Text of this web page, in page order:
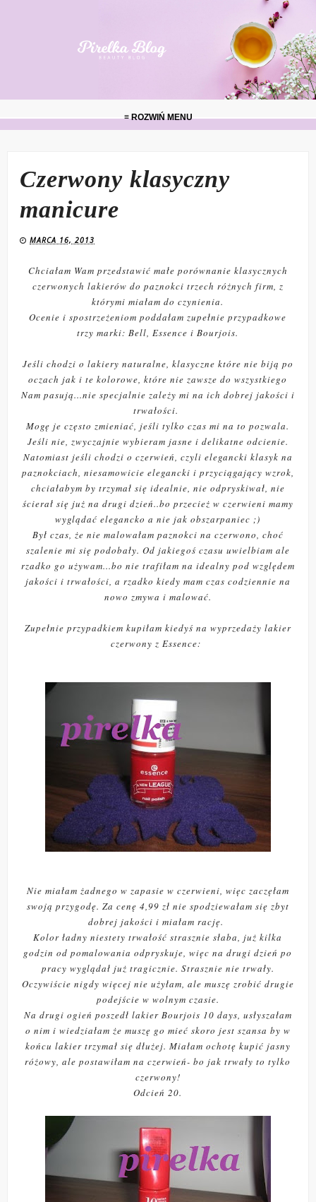
≡ ROZWIŃ MENU
Czerwony klasyczny
manicure
MARCA 16, 2013
Chciałam Wam przedstawić małe porównanie klasycznych
czerwonych lakierów do paznokci trzech różnych firm, z
którymi miałam do czynienia.
Ocenie i spostrzeżeniom poddałam zupełnie przypadkowe
trzy marki: Bell, Essence i Bourjois.
Jeśli chodzi o lakiery naturalne, klasyczne które nie biją po
oczach jak i te kolorowe, które nie zawsze do wszystkiego
Nam pasują...nie specjalnie zależy mi na ich dobrej jakości i
trwałości.
Mogę je często zmieniać, jeśli tylko czas mi na to pozwala.
Jeśli nie, zwyczajnie wybieram jasne i delikatne odcienie.
Natomiast jeśli chodzi o czerwień, czyli elegancki klasyk na
paznokciach, niesamowicie elegancki i przyciągający wzrok,
chciałabym by trzymał się idealnie, nie odpryskiwał, nie
ścierał się już na drugi dzień..bo przecież w czerwieni mamy
wyglądać elegancko a nie jak obszarpaniec ;)
Był czas, że nie malowałam paznokci na czerwono, choć
szalenie mi się podobały. Od jakiegoś czasu uwielbiam ale
rzadko go używam...bo nie trafiłam na idealny pod względem
jakości i trwałości, a rzadko kiedy mam czas codziennie na
nowo zmywa i malować.
Zupełnie przypadkiem kupiłam kiedyś na wyprzedaży lakier
czerwony z Essence:
Nie miałam żadnego w zapasie w czerwieni, więc zaczęłam
swoją przygodę. Za cenę 4,99 zł nie spodziewałam się zbyt
dobrej jakości i miałam rację.
Kolor ładny niestety trwałość strasznie słaba, już kilka
godzin od pomalowania odpryskuje, więc na drugi dzień po
pracy wyglądał już tragicznie. Strasznie nie trwały.
Oczywiście nigdy więcej nie użyłam, ale muszę zrobić drugie
podejście w wolnym czasie.
Na drugi ogień poszedł lakier Bourjois 10 days, usłyszałam
o nim i wiedziałam że muszę go mieć skoro jest szansa by w
końcu lakier trzymał się dłużej. Miałam ochotę kupić jasny
różowy, ale postawiłam na czerwień- bo jak trwały to tylko
czerwony!
Odcień 20.